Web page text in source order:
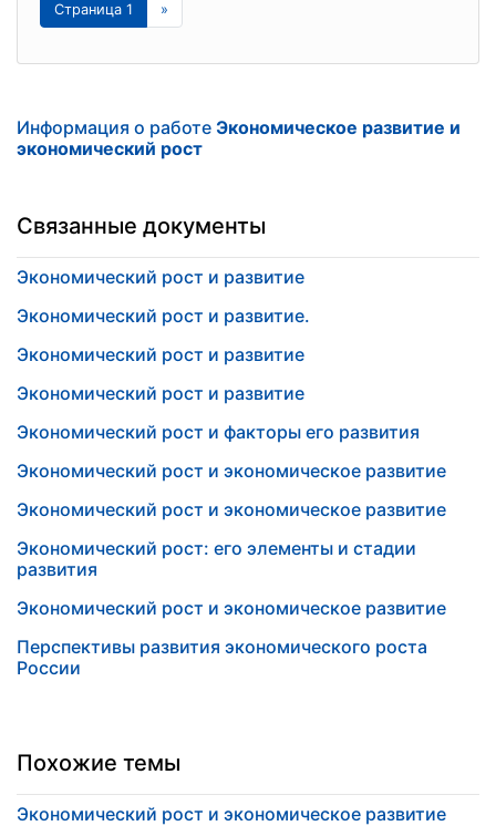
Страница 1 »
Информация о работе Экономическое развитие и
экономический рост
Связанные документы
Экономический рост и развитие
Экономический рост и развитие.
Экономический рост и развитие
Экономический рост и развитие
Экономический рост и факторы его развития
Экономический рост и экономическое развитие
Экономический рост и экономическое развитие
Экономический рост: его элементы и стадии
развития
Экономический рост и экономическое развитие
Перспективы развития экономического роста
России
Похожие темы
Экономический рост и экономическое развитие